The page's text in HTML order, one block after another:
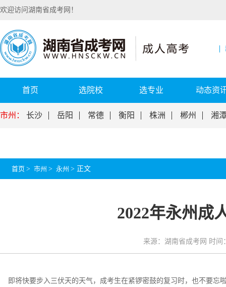
欢迎访问湖南省成考网！
首页 选院校 选专业 动态资
市州： 长沙 岳阳 常德 衡阳 株洲 郴州 湘
首页 > 市州 > 永州 > 正文
2022年永州成
来源：湖南省成考网 时间
即将快要步入三伏天的天气，成考生在紧锣密鼓的复习时，也不要忘